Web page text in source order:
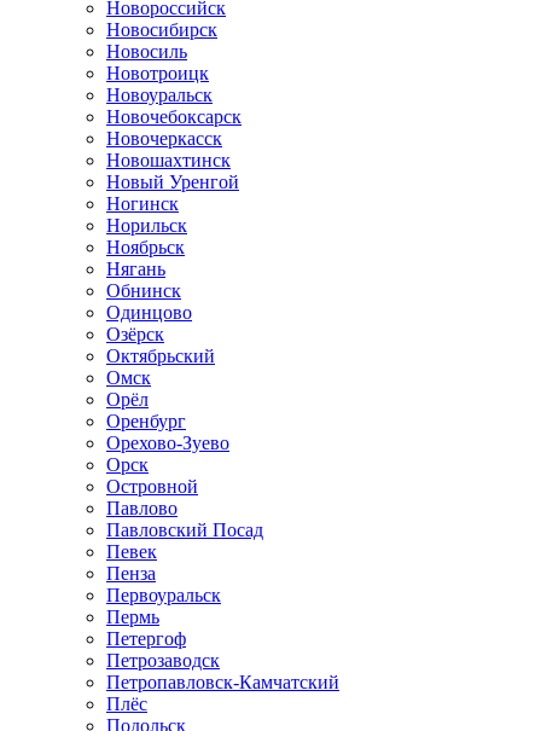
Новороссийск
Новосибирск
Новосиль
Новотроицк
Новоуральск
Новочебоксарск
Новочеркасск
Новошахтинск
Новый Уренгой
Ногинск
Норильск
Ноябрьск
Нягань
Обнинск
Одинцово
Озёрск
Октябрьский
Омск
Орёл
Оренбург
Орехово-Зуево
Орск
Островной
Павлово
Павловский Посад
Певек
Пенза
Первоуральск
Пермь
Петергоф
Петрозаводск
Петропавловск-Камчатский
Плёс
Подольск